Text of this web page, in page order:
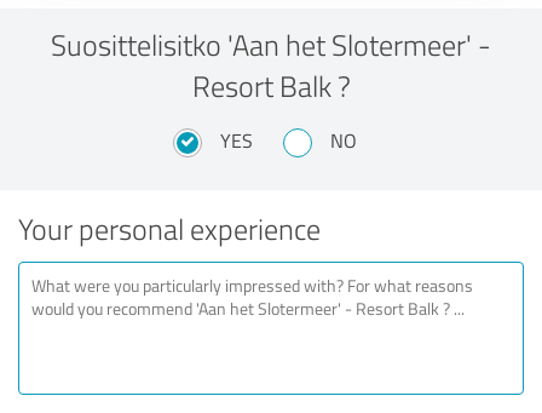
Suosittelisitko 'Aan het Slotermeer' -
Resort Balk ?
YES NO
Your personal experience